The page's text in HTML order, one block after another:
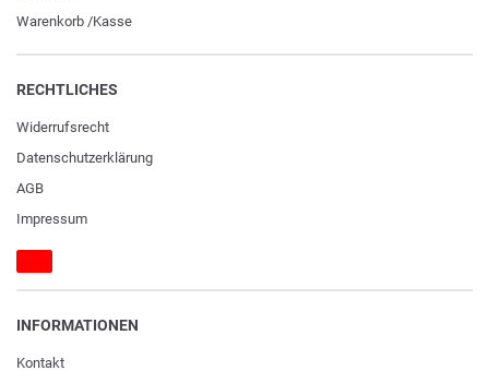
Warenkorb /Kasse
RECHTLICHES
Widerrufs­recht
Daten­schutz­erklärung
AGB
Impressum
INFORMATIONEN
Kontakt